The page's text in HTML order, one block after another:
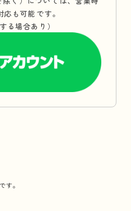
も可能です。
る場合あり）
す。